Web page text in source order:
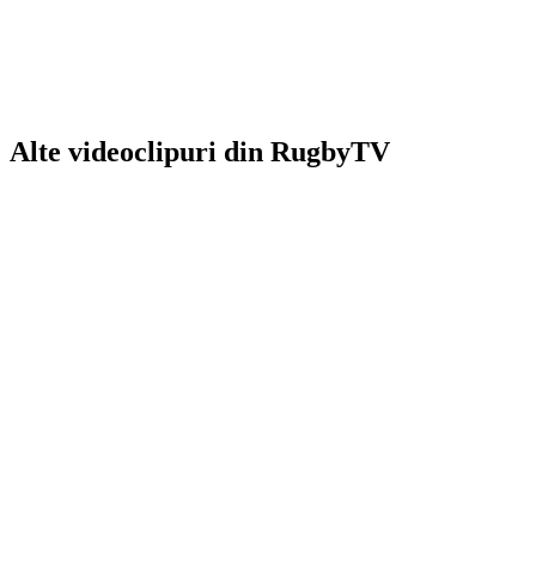
Alte videoclipuri din RugbyTV